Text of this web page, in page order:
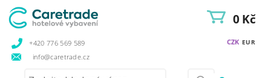
+420 776 569 589
info@caretrade.cz
CZK EUR
0 Kč